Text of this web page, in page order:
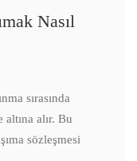
Nasıl
sırasında
alır. Bu
sözleşmesi